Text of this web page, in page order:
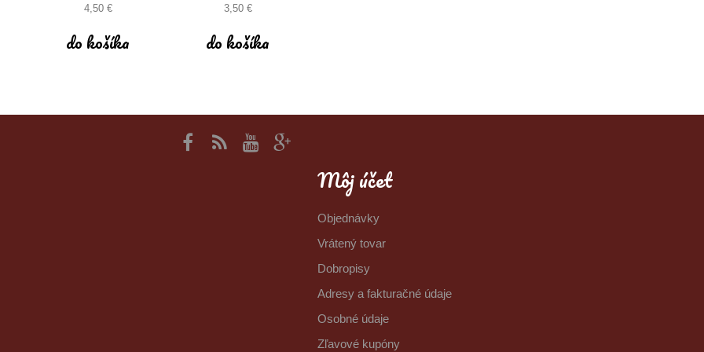
4,50 €
do košíka
3,50 €
do košíka
Môj účet
Objednávky
Vrátený tovar
Dobropisy
Adresy a fakturačné údaje
Osobné údaje
Zľavové kupóny